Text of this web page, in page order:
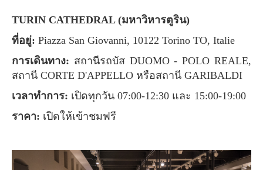
TURIN CATHEDRAL (มหาวิหารตูริน)
ที่อยู่: Piazza San Giovanni, 10122 Torino TO, Italie
การเดินทาง: สถานีรถบัส DUOMO - POLO REALE,
สถานี CORTE D'APPELLO หรือสถานี GARIBALDI
เวลาทำการ: เปิดทุกวัน 07:00-12:30 และ 15:00-19:00
ราคา: เปิดให้เข้าชมฟรี